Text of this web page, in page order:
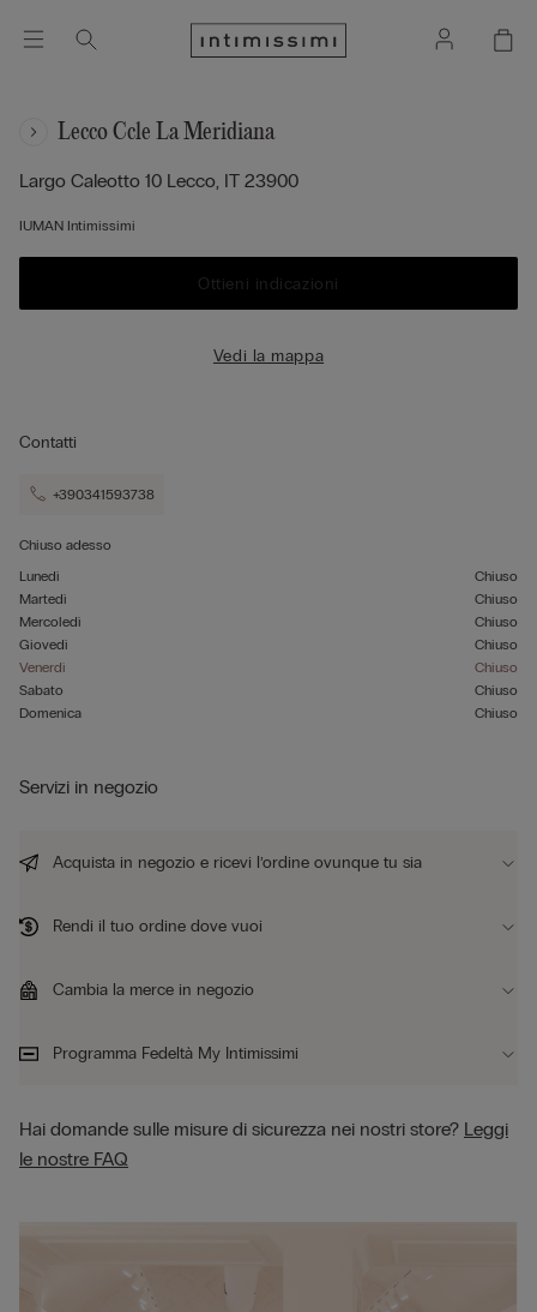
Lecco Ccle La Meridiana
Largo Caleotto 10 Lecco, IT 23900
IUMAN Intimissimi
Ottieni indicazioni
Vedi la mappa
Contatti
+390341593738
Chiuso adesso
Lunedì
Chiuso
Martedì
Chiuso
Mercoledì
Chiuso
Giovedì
Chiuso
Venerdì
Chiuso
Sabato
Chiuso
Domenica
Chiuso
Servizi in negozio
Acquista in negozio e ricevi l’ordine ovunque tu sia
Rendi il tuo ordine dove vuoi
Cambia la merce in negozio
Programma Fedeltà My Intimissimi
Hai domande sulle misure di sicurezza nei nostri store? Leggi
le nostre FAQ